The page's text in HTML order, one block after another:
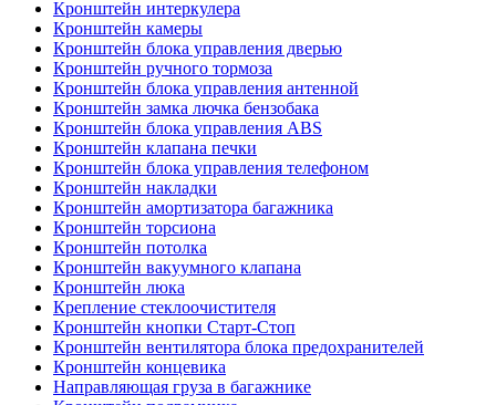
Кронштейн интеркулера
Кронштейн камеры
Кронштейн блока управления дверью
Кронштейн ручного тормоза
Кронштейн блока управления антенной
Кронштейн замка лючка бензобака
Кронштейн блока управления ABS
Кронштейн клапана печки
Кронштейн блока управления телефоном
Кронштейн накладки
Кронштейн амортизатора багажника
Кронштейн торсиона
Кронштейн потолка
Кронштейн вакуумного клапана
Кронштейн люка
Крепление стеклоочистителя
Кронштейн кнопки Старт-Стоп
Кронштейн вентилятора блока предохранителей
Кронштейн концевика
Направляющая груза в багажнике